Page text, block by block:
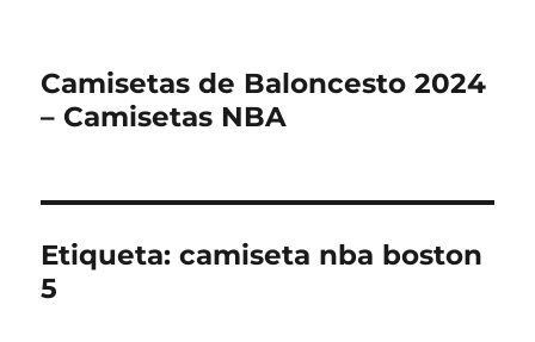
Camisetas de Baloncesto 2024
– Camisetas NBA
Etiqueta:camiseta nba boston
5